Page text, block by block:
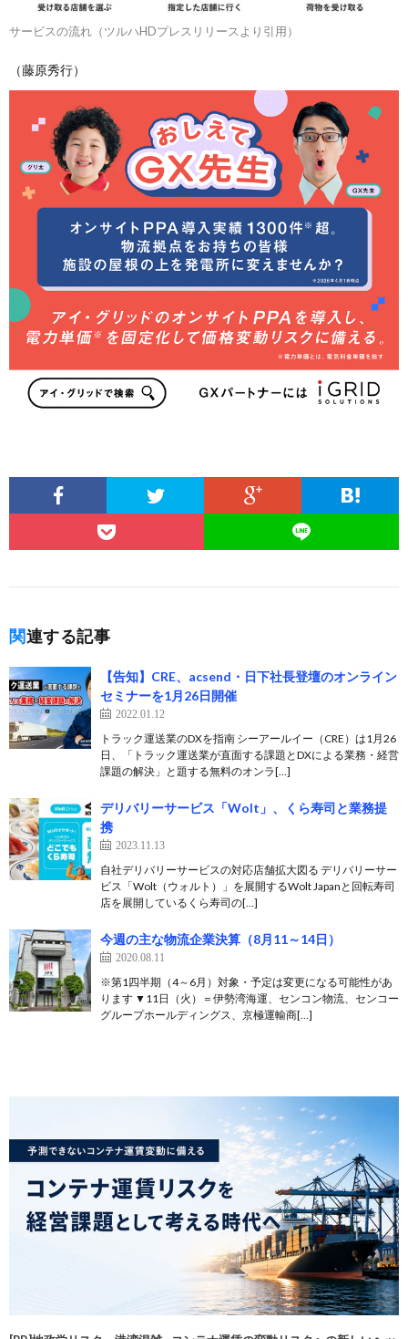
サービスの流れ（ツルハHDプレスリリースより引用）
（藤原秀行）
関連する記事
【告知】CRE、acsend・日下社長登壇のオンライン
セミナーを1月26日開催
2022.01.12
トラック運送業のDXを指南 シーアールイー（CRE）は1月26
日、「トラック運送業が直面する課題とDXによる業務・経営
課題の解決」と題する無料のオンラ[…]
デリバリーサービス「Wolt」、くら寿司と業務提
携
2023.11.13
自社デリバリーサービスの対応店舗拡大図る デリバリーサー
ビス「Wolt（ウォルト）」を展開するWolt Japanと回転寿司
店を展開しているくら寿司の[…]
今週の主な物流企業決算（8月11～14日）
2020.08.11
※第1四半期（4～6月）対象・予定は変更になる可能性があ
ります ▼11日（火）＝伊勢湾海運、センコン物流、センコー
グループホールディングス、京極運輸商[…]